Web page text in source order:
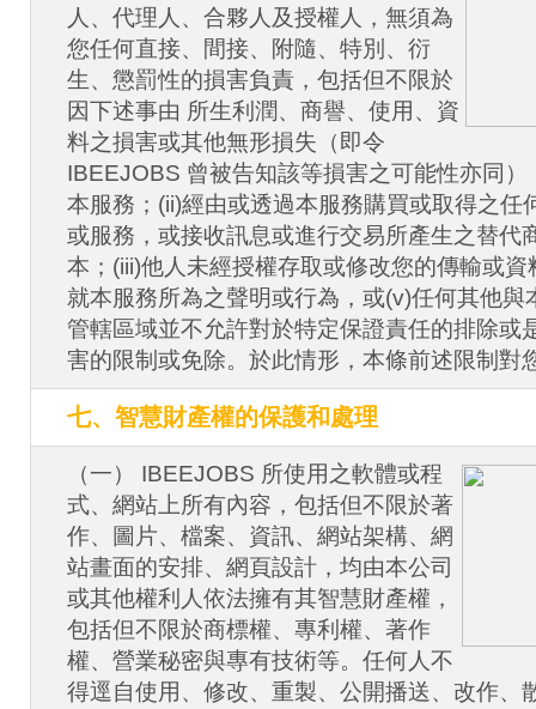
人、代理人、合夥人及授權人，無須為
您任何直接、間接、附隨、特別、衍
生、懲罰性的損害負責，包括但不限於
因下述事由 所生利潤、商譽、使用、資
料之損害或其他無形損失（即令
IBEEJOBS 曾被告知該等損害之可能性亦同）
本服務；(ii)經由或透過本服務購買或取得之任
或服務，或接收訊息或進行交易所產生之替代
本；(iii)他人未經授權存取或修改您的傳輸或
就本服務所為之聲明或行為，或(v)任何其他與
管轄區域並不允許對於特定保證責任的排除或
害的限制或免除。於此情形，本條前述限制對
七、智慧財產權的保護和處理
（一） IBEEJOBS 所使用之軟體或程
式、網站上所有內容，包括但不限於著
作、圖片、檔案、資訊、網站架構、網
站畫面的安排、網頁設計，均由本公司
或其他權利人依法擁有其智慧財產權，
包括但不限於商標權、專利權、著作
權、營業秘密與專有技術等。任何人不
得逕自使用、修改、重製、公開播送、改作、